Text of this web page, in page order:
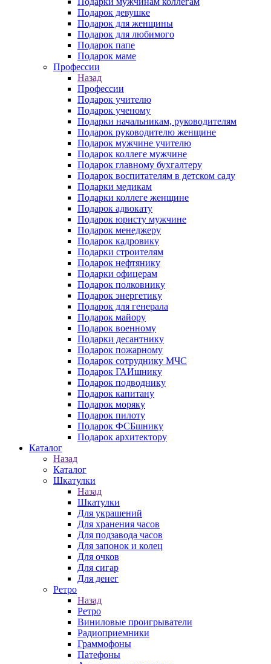
Подарок девушке
Подарок для женщины
Подарок для любимого
Подарок папе
Подарок маме
Профессии
Назад
Профессии
Подарок учителю
Подарок ученому
Подарки начальникам, руководителям
Подарок руководителю женщине
Подарок мужчине учителю
Подарок коллеге мужчине
Подарок главному бухгалтеру
Подарок воспитателям в детском саду
Подарки медикам
Подарки коллеге женщине
Подарок адвокату
Подарок юристу мужчине
Подарок менеджеру
Подарок кадровику
Подарки строителям
Подарок нефтянику
Подарки офицерам
Подарок полковнику
Подарок энергетику
Подарок для генерала
Подарок майору
Подарок военному
Подарки десантнику
Подарок пожарному
Подарок сотруднику МЧС
Подарок ГАИшнику
Подарок подводнику
Подарок капитану
Подарок моряку
Подарок пилоту
Подарок ФСБшнику
Подарок архитектору
Каталог
Назад
Каталог
Шкатулки
Назад
Шкатулки
Для украшений
Для хранения часов
Для подзавода часов
Для запонок и колец
Для очков
Для сигар
Для денег
Ретро
Назад
Ретро
Виниловые проигрыватели
Радиоприемники
Граммофоны
Патефоны